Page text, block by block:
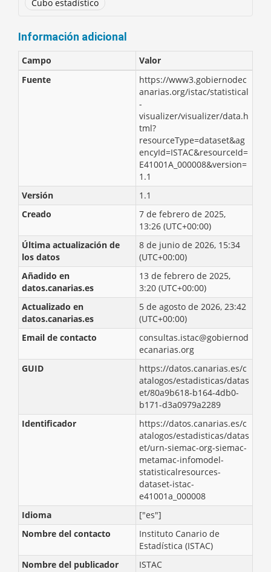
Cubo estadístico
Información adicional
Campo
Valor
Fuente
https://www3.gobiernodec
anarias.org/istac/statistical
-
visualizer/visualizer/data.h
tml?
resourceType=dataset&ag
encyId=ISTAC&resourceId=
E41001A_000008&version=
1.1
Versión
1.1
Creado
7 de febrero de 2025,
13:26 (UTC+00:00)
Última actualización de
los datos
8 de junio de 2026, 15:34
(UTC+00:00)
Añadido en
datos.canarias.es
13 de febrero de 2025,
3:20 (UTC+00:00)
Actualizado en
datos.canarias.es
5 de agosto de 2026, 23:42
(UTC+00:00)
Email de contacto
consultas.istac@gobiernod
ecanarias.org
GUID
https://datos.canarias.es/c
atalogos/estadisticas/datas
et/80a9b618-b164-4db0-
b171-d3a0979a2289
Identificador
https://datos.canarias.es/c
atalogos/estadisticas/datas
et/urn-siemac-org-siemac-
metamac-infomodel-
statisticalresources-
dataset-istac-
e41001a_000008
Idioma
["es"]
Nombre del contacto
Instituto Canario de
Estadística (ISTAC)
Nombre del publicador
ISTAC